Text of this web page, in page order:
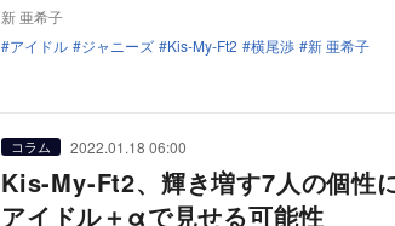
新 亜希子
アイドル
ジャニーズ Kis-My-Ft2 横尾渉 新 亜希子
コラム 2022.01.18 06:00
Kis-My-Ft2、輝き増す7人の個
アイドル＋αで見せる可能性